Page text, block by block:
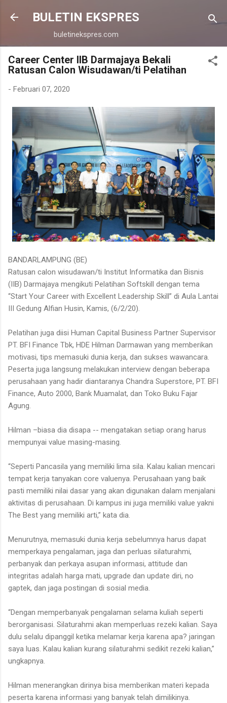
Langsung ke konten utama
BULETIN EKSPRES
buletinekspres.com
Career Center IIB Darmajaya Bekali
Ratusan Calon Wisudawan/ti Pelatihan
- Februari 07, 2020
BANDARLAMPUNG (BE)
Ratusan calon wisudawan/ti Institut Informatika dan Bisnis
(IIB) Darmajaya mengikuti Pelatihan Softskill dengan tema
“Start Your Career with Excellent Leadership Skill” di Aula Lantai
III Gedung Alfian Husin, Kamis, (6/2/20).
Pelatihan juga diisi Human Capital Business Partner Supervisor
PT. BFI Finance Tbk, HDE Hilman Darmawan yang memberikan
motivasi, tips memasuki dunia kerja, dan sukses wawancara.
Peserta juga langsung melakukan interview dengan beberapa
perusahaan yang hadir diantaranya Chandra Superstore, PT. BFI
Finance, Auto 2000, Bank Muamalat, dan Toko Buku Fajar
Agung.
Hilman –biasa dia disapa -- mengatakan setiap orang harus
mempunyai value masing-masing.
“Seperti Pancasila yang memiliki lima sila. Kalau kalian mencari
tempat kerja tanyakan core valuenya. Perusahaan yang baik
pasti memiliki nilai dasar yang akan digunakan dalam menjalani
aktivitas di perusahaan. Di kampus ini juga memiliki value yakni
The Best yang memiliki arti,” kata dia.
Menurutnya, memasuki dunia kerja sebelumnya harus dapat
memperkaya pengalaman, jaga dan perluas silaturahmi,
perbanyak dan perkaya asupan informasi, attitude dan
integritas adalah harga mati, upgrade dan update diri, no
gaptek, dan jaga postingan di sosial media.
“Dengan memperbanyak pengalaman selama kuliah seperti
berorganisasi. Silaturahmi akan memperluas rezeki kalian. Saya
dulu selalu dipanggil ketika melamar kerja karena apa? jaringan
saya luas. Kalau kalian kurang silaturahmi sedikit rezeki kalian,”
ungkapnya.
Hilman menerangkan dirinya bisa memberikan materi kepada
peserta karena informasi yang banyak telah dimilikinya.